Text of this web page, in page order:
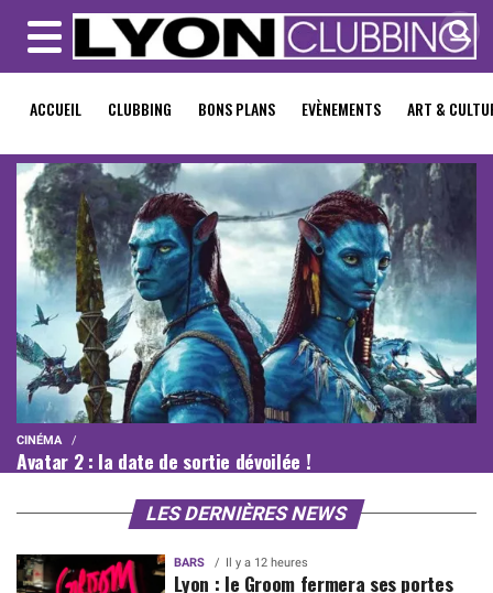
MENU
ACCUEIL CLUBBING BONS PLANS EVÈNEMENTS ART &
CINÉMA
Avatar 2 : la date de sortie dévoilée !
LES DERNIÈRES NEWS
BARS Il y a 12 heures
Lyon : le Groom fermera ses portes